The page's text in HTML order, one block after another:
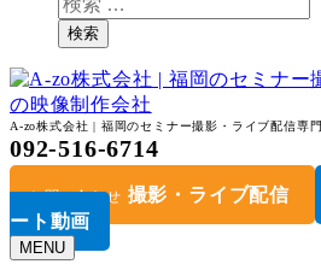
検索
A-zo株式会社 | 福岡のセミナー撮影・ライブ配信専
092-516-6714
お問い合わせ 撮影・ライブ配信
ート動画
MENU